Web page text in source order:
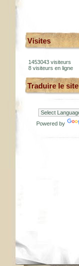
Visites
1453043 visiteurs
8 visiteurs en ligne
Traduire le site
Powered by